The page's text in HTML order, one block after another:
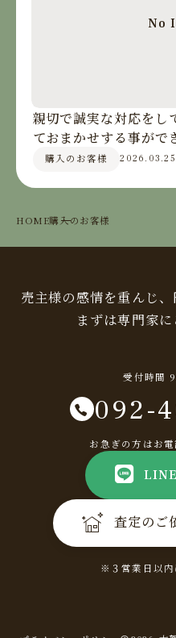
No
親切で誠実な対応をし
ておまかせする事がで
購入のお客様 2026.03.25
HOME購入のお客様
売主様の感情を重んじ、
まずは専門家に
受付時間
092-
お急ぎの方はお
査定のご
※３営業日以内